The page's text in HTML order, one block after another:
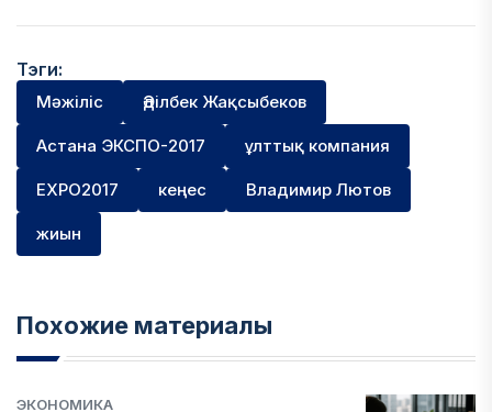
Тэги:
Мәжіліс Әділбек Жақсыбеков
Астана ЭКСПО-2017 ұлттық компания
EXPO2017 кеңес Владимир Лютов
жиын
Похожие материалы
ЭКОНОМИКА